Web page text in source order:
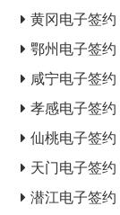
黄冈电子签约
鄂州电子签约
咸宁电子签约
孝感电子签约
仙桃电子签约
天门电子签约
潜江电子签约